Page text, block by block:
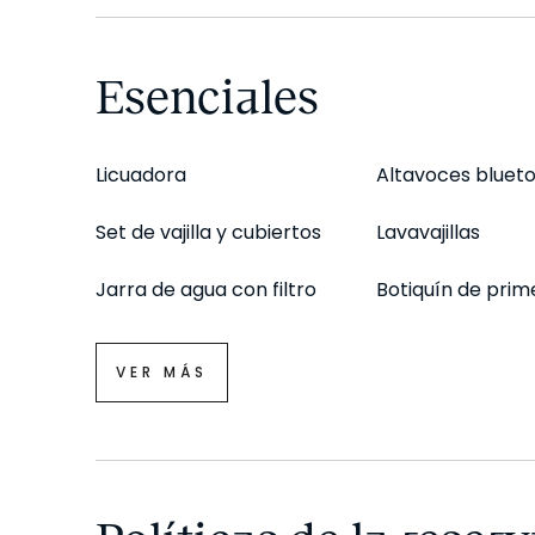
precios de alquiler (SERPAVI), por lo que no
*Estancia mínima de 31 noches, correspondiente
Esenciales
Licuadora Altavoces
Set de vajilla y cubiertos Lavavajillas
Jarra de agua con filtro Botiquín de
VER MÁS